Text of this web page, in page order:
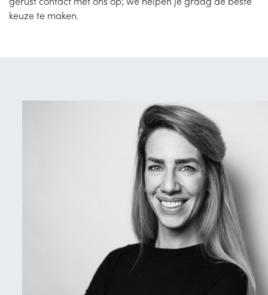
gerust contact met ons op; we helpen je graag de beste
keuze te maken.